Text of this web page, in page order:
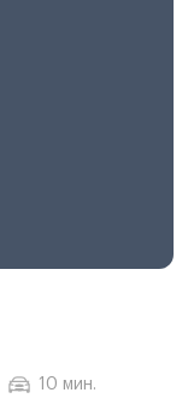
10 мин.